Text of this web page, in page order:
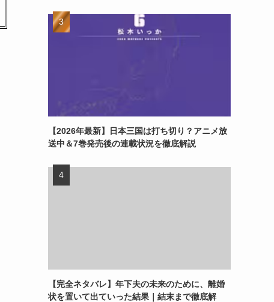
【2026年最新】日本三国は打ち切り？アニメ放
送中＆7巻発売後の連載状況を徹底解説
【完全ネタバレ】年下夫の未来のために、離婚
状を置いて出ていった結果｜結末まで徹底解